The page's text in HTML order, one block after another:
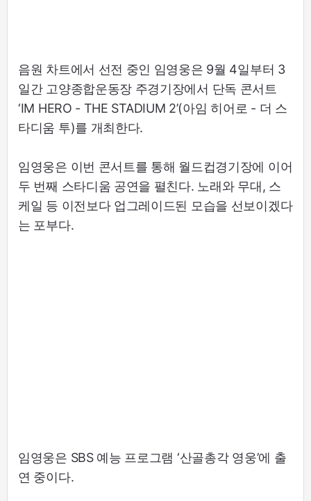
음원 차트에서 선전 중인 임영웅은 9월 4일부터 3
일간 고양종합운동장 주경기장에서 단독 콘서트
‘IM HERO - THE STADIUM 2’(아임 히어로 - 더 스
타디움 투)를 개최한다.
임영웅은 이번 콘서트를 통해 월드컵경기장에 이어
두 번째 스타디움 공연을 펼친다. 노래와 무대, 스
케일 등 이전보다 업그레이드된 모습을 선보이겠다
는 포부다.
임영웅은 SBS 예능 프로그램 ‘산골총각 영웅’에 출
연 중이다.